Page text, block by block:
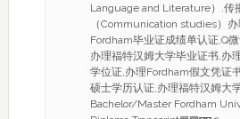
Language and Literature）.传
（Communication studies）
Fordham毕业证成绩单认证,Q微
办理福特汉姆大学毕业证书,办
学位证,办理Fordham假文凭证
硕士学历认证,办理福特汉姆大
Bachelor/Master Fordham